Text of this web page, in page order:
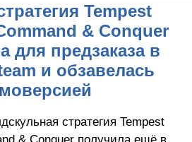
Tempest
& Conquer
для предзаказа в
и обзавелась
стратегия Tempest
& Conquer получила ещё в